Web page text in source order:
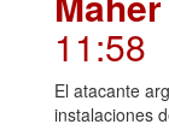
11:58
El atacante
instalaciones